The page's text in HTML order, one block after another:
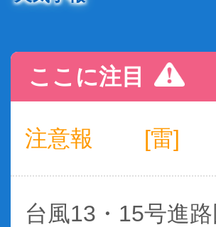
ここに注目
注意報 [雷]
台風13・15号進路